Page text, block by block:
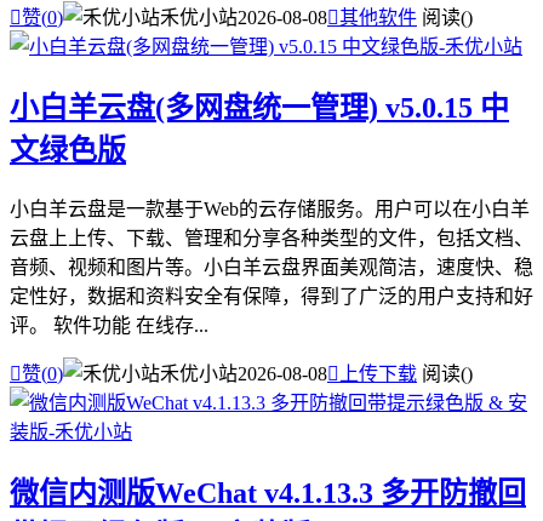
赞(0) 禾优小站2026-08-08其他软件 阅读()
小白羊云盘(多网盘统一管理) v5.0.15 中
文绿色版
小白羊云盘是一款基于Web的云存储服务。用户可以在小白羊
云盘上上传、下载、管理和分享各种类型的文件，包括文档、
音频、视频和图片等。小白羊云盘界面美观简洁，速度快、稳
定性好，数据和资料安全有保障，得到了广泛的用户支持和好
评。 软件功能 在线存...
赞(0) 禾优小站2026-08-08 上传下载 阅读()
微信内测版WeChat v4.1.13.3 多开防撤回